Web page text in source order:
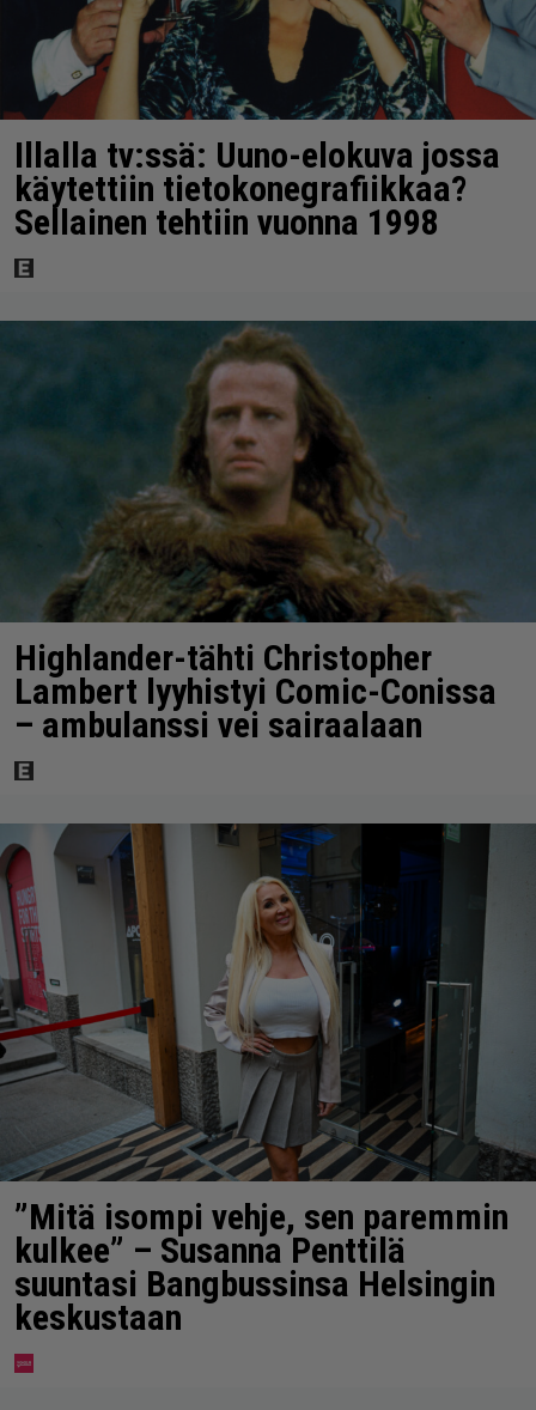
Illalla tv:ssä: Uuno-elokuva jossa
käytettiin tietokonegrafiikkaa?
Sellainen tehtiin vuonna 1998
Highlander-tähti Christopher
Lambert lyyhistyi Comic-Conissa
– ambulanssi vei sairaalaan
”Mitä isompi vehje, sen paremmin
kulkee” – Susanna Penttilä
suuntasi Bangbussinsa Helsingin
keskustaan